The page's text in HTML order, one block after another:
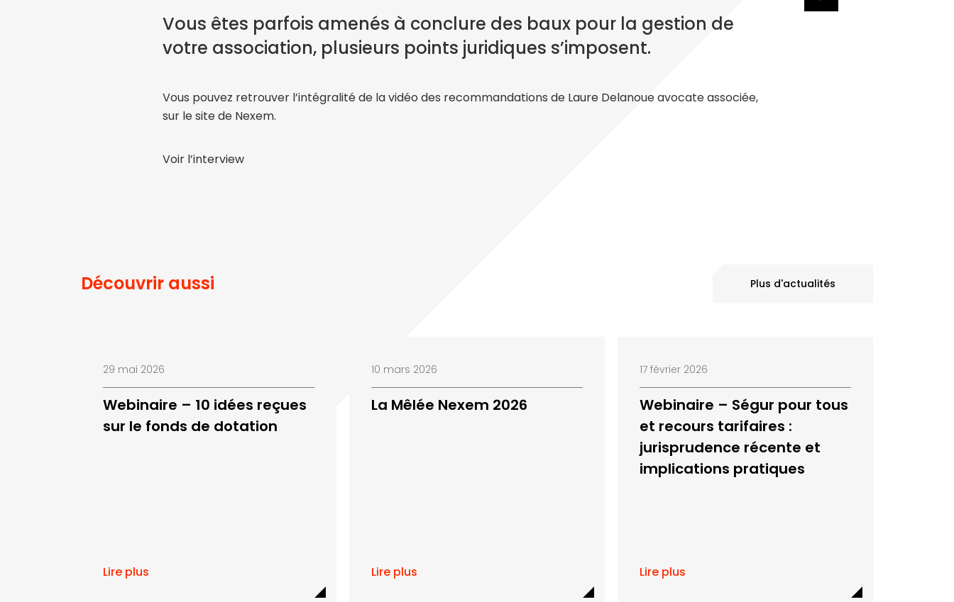
Vous êtes parfois amenés à conclure des baux pour la gestion de
votre association, plusieurs points juridiques s’imposent.
Vous pouvez retrouver l’intégralité de la vidéo des recommandations de Laure Delanoue avocate associée,
sur le site de Nexem.
Voir l’interview
Découvrir aussi Plus d'actualités
29 mai 2026
Webinaire – 10 idées reçues
sur le fonds de dotation
Lire plus
10 mars 2026
La Mêlée Nexem 2026
Lire plus
17 février 2026
Webinaire – Ségur pour tous
et recours tarifaires :
jurisprudence récente et
implications pratiques
Lire plus